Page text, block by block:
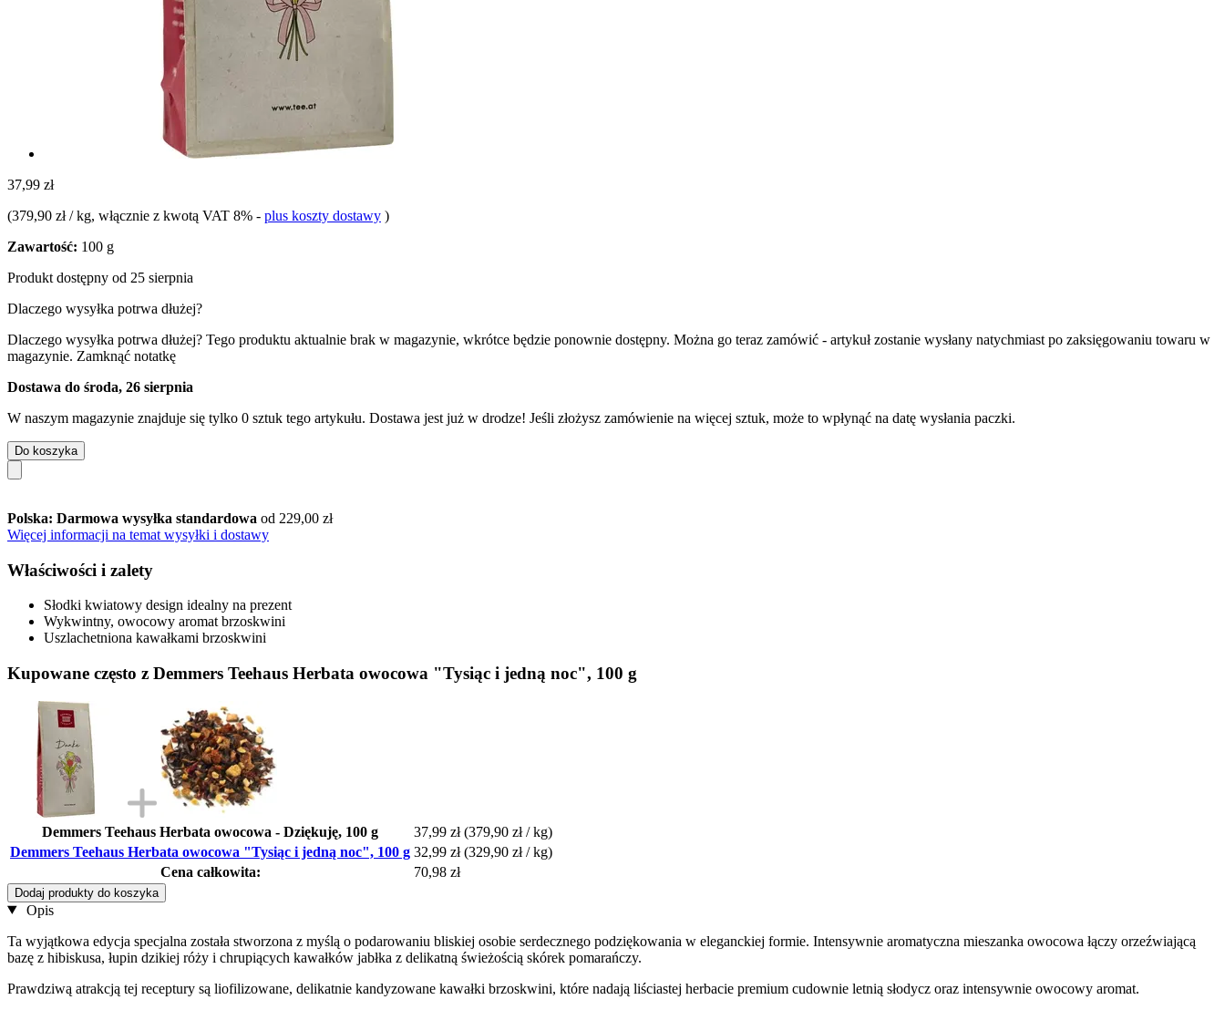
37,99 zł
(379,90 zł / kg, włącznie z kwotą VAT 8% - plus koszty dostawy )
Zawartość: 100 g
Produkt dostępny od 25 sierpnia
Dlaczego wysyłka potrwa dłużej?
Dlaczego wysyłka potrwa dłużej? Tego produktu aktualnie brak w magazynie, wkrótce będzie ponownie dostępny. Można go teraz zamówić - artykuł zostanie wysłany natychmiast po zaksięgowaniu towaru w
magazynie. Zamknąć notatkę
Dostawa do środa, 26 sierpnia
W naszym magazynie znajduje się tylko 0 sztuk tego artykułu. Dostawa jest już w drodze! Jeśli złożysz zamówienie na więcej sztuk, może to wpłynąć na datę wysłania paczki.
Do koszyka
Polska: Darmowa wysyłka standardowa od 229,00 zł
Więcej informacji na temat wysyłki i dostawy
Właściwości i zalety
Słodki kwiatowy design idealny na prezent
Wykwintny, owocowy aromat brzoskwini
Uszlachetniona kawałkami brzoskwini
Kupowane często z Demmers Teehaus Herbata owocowa "Tysiąc i jedną noc", 100 g
Demmers Teehaus Herbata owocowa - Dziękuję, 100 g 37,99 zł (379,90 zł / kg)
Demmers Teehaus Herbata owocowa "Tysiąc i jedną noc", 100 g 32,99 zł (329,90 zł / kg)
Cena całkowita:
70,98 zł
Dodaj produkty do koszyka
Opis
Ta wyjątkowa edycja specjalna została stworzona z myślą o podarowaniu bliskiej osobie serdecznego podziękowania w eleganckiej formie. Intensywnie aromatyczna mieszanka owocowa łączy orzeźwiającą
bazę z hibiskusa, łupin dzikiej róży i chrupiących kawałków jabłka z delikatną świeżością skórek pomarańczy.
Prawdziwą atrakcją tej receptury są liofilizowane, delikatnie kandyzowane kawałki brzoskwini, które nadają liściastej herbacie premium cudownie letnią słodycz oraz intensywnie owocowy aromat.